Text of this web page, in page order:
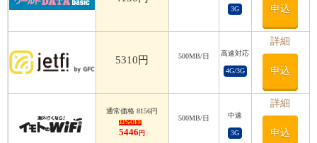
3G 申込
5310円 500MB/日 高速対応
4G/3G
詳細
申込
通常価格 8156円
33%OFF
5446 円
500MB/日 中速
3G
詳細
申込